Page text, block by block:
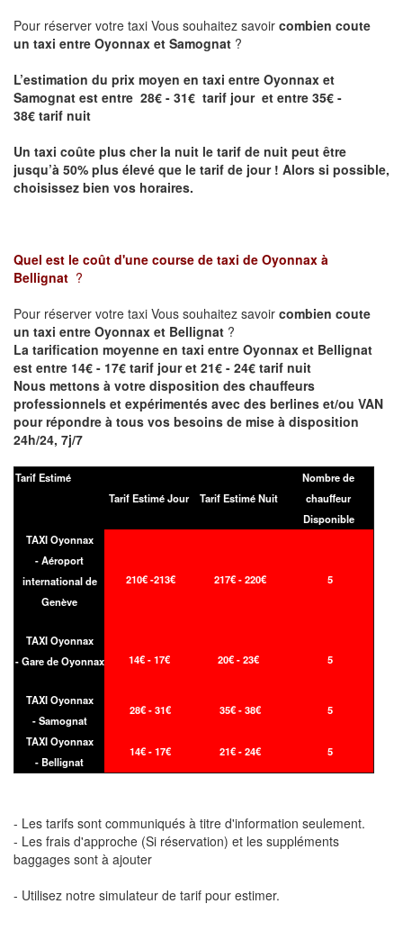
Pour réserver votre taxi Vous souhaitez savoir combien coute
un taxi entre Oyonnax et Samognat ?
L’estimation du prix moyen en taxi entre Oyonnax et
Samognat est entre 28€ - 31€ tarif jour et entre 35€ -
38€ tarif nuit
Un taxi coûte plus cher la nuit le tarif de nuit peut être
jusqu’à 50% plus élevé que le tarif de jour ! Alors si possible,
choisissez bien vos horaires.
Quel est le coût d'une course de taxi de Oyonnax à
Bellignat ?
Pour réserver votre taxi Vous souhaitez savoir combien coute
un taxi entre Oyonnax et Bellignat ?
La tarification moyenne en taxi entre Oyonnax et Bellignat
est entre 14€ - 17€ tarif jour et 21€ - 24€ tarif nuit
Nous mettons à votre disposition des chauffeurs
professionnels et expérimentés avec des berlines et/ou VAN
pour répondre à tous vos besoins de mise à disposition
24h/24, 7j/7
Tarif Estimé
Tarif Estimé Jour
Tarif Estimé Nuit
Nombre de
chauffeur
Disponible
TAXI Oyonnax
- Aéroport
international de
Genève
210€ -213€ 217€ - 220€ 5
TAXI Oyonnax
- Gare de Oyonnax
14€ - 17€ 20€ - 23€ 5
TAXI Oyonnax
- Samognat
28€ - 31€ 35€ - 38€ 5
TAXI Oyonnax
- Bellignat
14€ - 17€ 21€ - 24€ 5
- Les tarifs sont communiqués à titre d'information seulement.
- Les frais d'approche (Si réservation) et les suppléments
baggages sont à ajouter
- Utilisez notre simulateur de tarif pour estimer.